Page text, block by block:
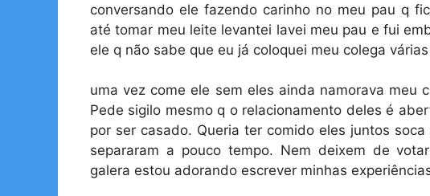
conversando ele fazendo carinho no meu pau q
até tomar meu leite levantei lavei meu pau e fui
ele q não sabe que eu já coloquei meu colega
uma vez come ele sem eles ainda namorava meu
Pede sigilo mesmo q o relacionamento deles é
por ser casado. Queria ter comido eles juntos
separaram a pouco tempo. Nem deixem de
galera estou adorando escrever minhas